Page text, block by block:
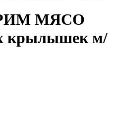
МЯСО
крылышек м/